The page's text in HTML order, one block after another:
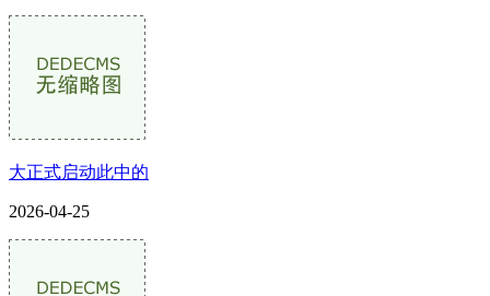
大正式启动此中的
2026-04-25